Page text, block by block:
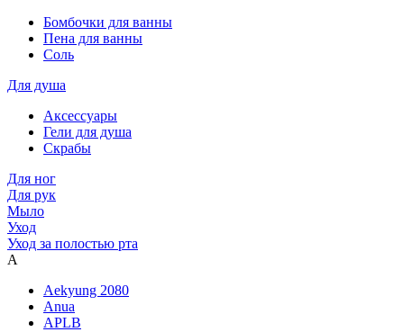
Бомбочки для ванны
Пена для ванны
Соль
Для душа
Аксессуары
Гели для душа
Скрабы
Для ног
Для рук
Мыло
Уход
Уход за полостью рта
A
Aekyung 2080
Anua
APLB